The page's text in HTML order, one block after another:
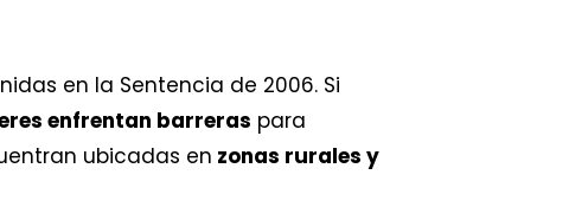
en la Sentencia de 2006. Si
enfrentan barreras para
ubicadas en zonas rurales y